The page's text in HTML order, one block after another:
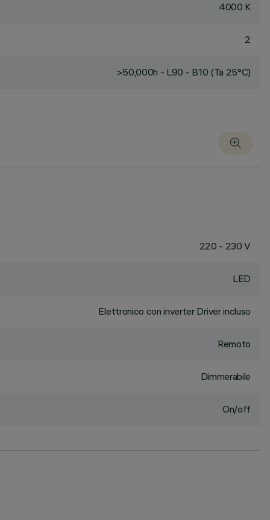
4000 K
2
>50,000h - L90 - B10 (Ta 25°C)
220 - 230 V
LED
Elettronico con inverter Driver incluso
Remoto
Dimmerabile
On/off